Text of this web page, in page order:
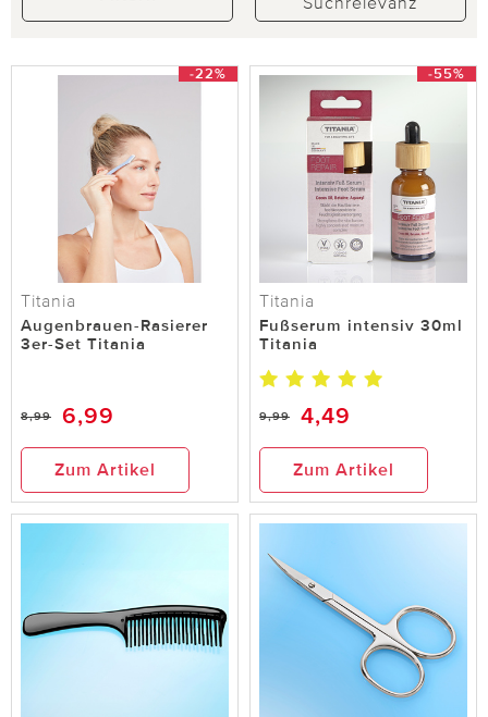
-22%
Titania
Augenbrauen-Rasierer
3er-Set Titania
8,99 6,99
Zum Artikel
-55%
Titania
Fußserum intensiv 30ml
Titania
9,99 4,49
Zum Artikel